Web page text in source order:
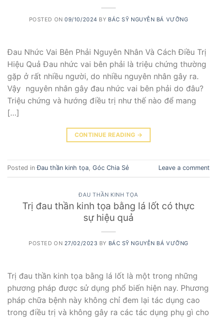
POSTED ON09/10/2024 BY BÁC SỸ NGUYỄN BÁ VƯỠNG
Đau Nhức Vai Bên Phải Nguyên Nhân Và Cách Điều Trị
Hiệu Quả Đau nhức vai bên phải là triệu chứng thường
gặp ở rất nhiều người, do nhiều nguyên nhân gây ra.
Vậy nguyên nhân gây đau nhức vai bên phải do đâu?
Triệu chứng và hướng điều trị như thế nào để mang
[…]
CONTINUE READING →
Posted inĐau thần kinh tọa, Góc Chia Sẻ Leave a comment
ĐAU THẦN KINH TỌA
Trị đau thần kinh tọa bằng lá lốt có thực
sự hiệu quả
POSTED ON 27/02/2023 BY BÁC SỸ NGUYỄN BÁ VƯỠNG
Trị đau thần kinh tọa bằng lá lốt là một trong những
phương pháp được sử dụng phổ biến hiện nay. Phương
pháp chữa bệnh này không chỉ đem lại tác dụng cao
trong điều trị và không gây ra các tác dụng phụ gì cho